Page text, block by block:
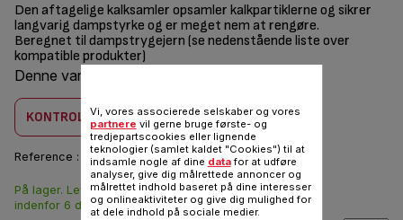
Den aftagelige kalksamler opsamler kalkpartiklerne og sikrer
langvarig dampstyrke og er meget nem at rengøre.
Beregnet til dampstrygejern (se nedenstående liste over
kompatible produkter)
Denne vare er kombatilbel med
KONTROLLER KOMBABILITET
Reference : CS-00139375
70,00 DKK
På lager. Leveringen
indenfor 6 dage.
Vi, vores associerede selskaber og vores
partnere vil gerne bruge første- og
tredjepartscookies eller lignende
teknologier (samlet kaldet "Cookies") til at
indsamle nogle af dine datafor at udføre
analyser, give dig målrettede annoncer og
målrettet indhold baseret på dine interesser
og onlineaktiviteter og give dig mulighed for
at dele indhold på sociale medier.